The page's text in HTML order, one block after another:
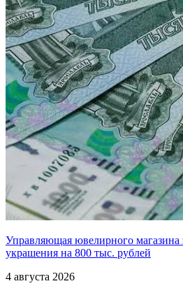
Управляющая ювелирного
украшения на 800 тыс. рублей
4 августа 2026